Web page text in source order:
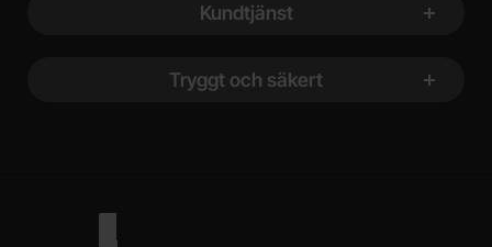
Kundtjänst
Tryggt och säkert